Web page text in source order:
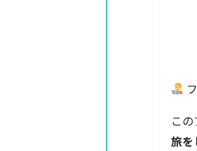
この
旅を